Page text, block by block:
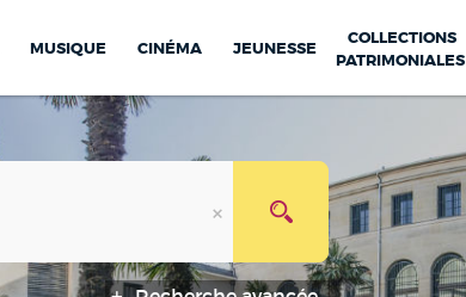
MUSIQUE CINÉMA JEUNESSE
COLLECTIONS
PATRIMONIALES